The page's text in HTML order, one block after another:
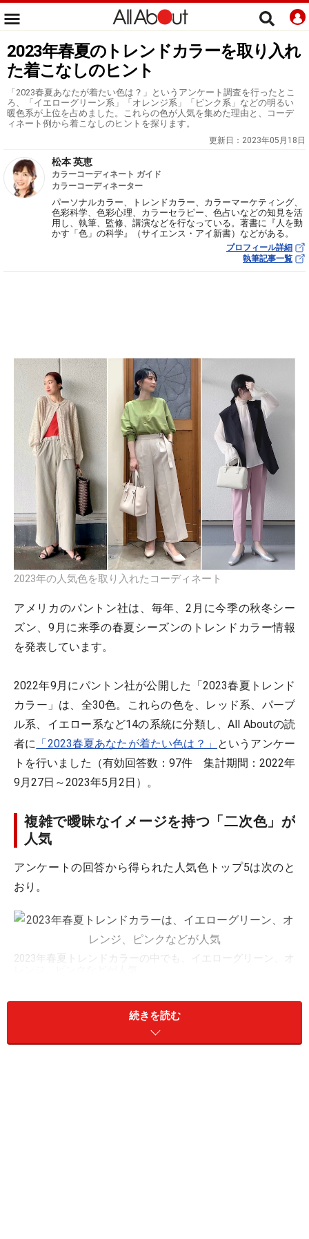
2023年春夏のトレンドカラーを取り入れ
た着こなしのヒント
「2023春夏あなたが着たい色は？」というアンケート調査を行ったとこ
ろ、「イエローグリーン系」「オレンジ系」「ピンク系」などの明るい
暖色系が上位を占めました。これらの色が人気を集めた理由と、コーデ
ィネート例から着こなしのヒントを探ります。
更新日： 2023年05月18日
松本 英恵
カラーコーディネート ガイド
カラーコーディネーター
パーソナルカラー、トレンドカラー、カラーマーケティング、
色彩科学、色彩心理、カラーセラピー、色占いなどの知見を活
用し、執筆、監修、講演などを行なっている。著書に『人を動
かす「色」の科学』（サイエンス・アイ新書）などがある。
プロフィール詳細
執筆記事一覧
2023年の人気色を取り入れたコーディネート
アメリカのパントン社は、毎年、2月に今季の秋冬シー
ズン、9月に来季の春夏シーズンのトレンドカラー情報
を発表しています。
2022年9月にパントン社が公開した「2023春夏トレンド
カラー」は、全30色。これらの色を、レッド系、パープ
ル系、イエロー系など14の系統に分類し、All Aboutの読
者に 「2023春夏あなたが着たい色は？」 というアンケー
トを行いました（有効回答数：97件 集計期間：2022年
9月27日～2023年5月2日）。
複雑で曖昧なイメージを持つ「二次色」が
人気
アンケートの回答から得られた人気色トップ5は次のと
おり。
2023年春夏トレンドカラーの中でも、イエローグリーン、オ
1位は「イエローグリーン系」と「オレンジ系」（同
率）、3位は「ピンク系」、4位は「ブルー系」と「コー
ラル系」（同率）となっています。
続きを読む